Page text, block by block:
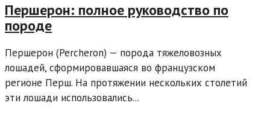
Першерон: полное руководство по
породе
Першерон (Percheron) — порода тяжеловозных
лошадей, сформировавшаяся во французском
регионе Перш. На протяжении нескольких столетий
эти лошади использовались...